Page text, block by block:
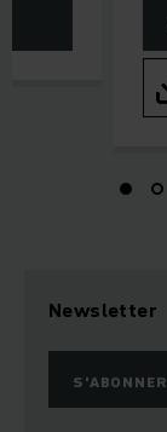
Newsletter
S'ABONNER